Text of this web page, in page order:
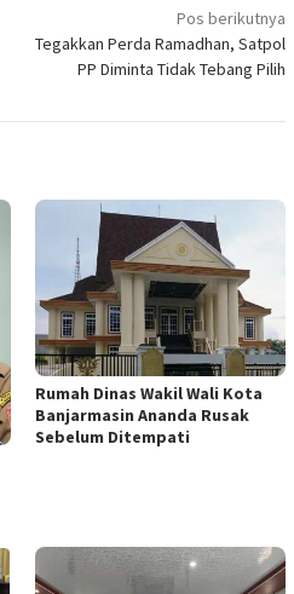
Pos berikutnya
Tegakkan Perda Ramadhan, Satpol
PP Diminta Tidak Tebang Pilih
Rumah Dinas Wakil Wali Kota
Banjarmasin Ananda Rusak
Sebelum Ditempati